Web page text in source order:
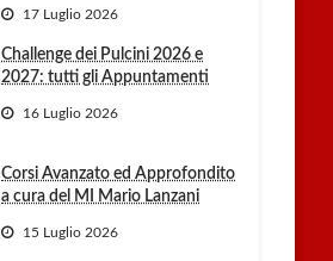
17 Luglio 2026
Challenge dei Pulcini 2026 e
2027: tutti gli Appuntamenti
16 Luglio 2026
Corsi Avanzato ed Approfondito
a cura del MI Mario Lanzani
15 Luglio 2026